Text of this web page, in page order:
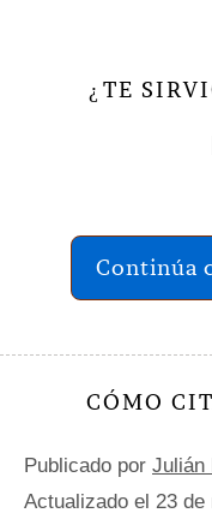
¿ TE
Continúa
CÓMO
Publicado por Julián
Actualizado el 23 de